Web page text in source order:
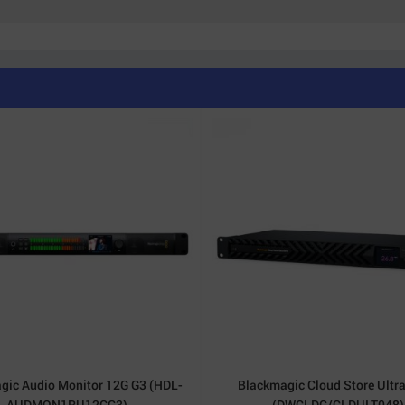
broadcast chuyên nghiệp.
Audio Monitor 12G G3 (HDL-
Blackmagic Cloud Store